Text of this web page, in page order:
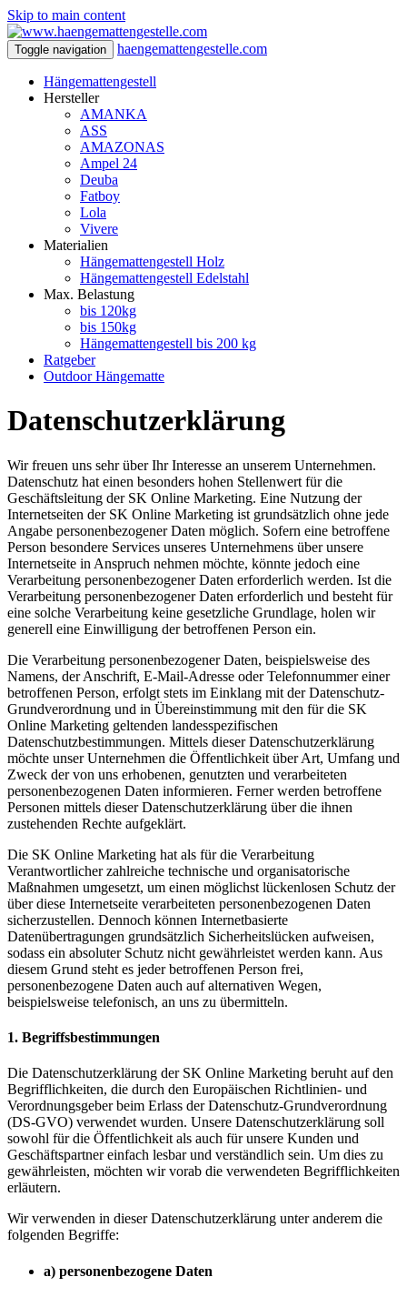
Skip to main content
Toggle navigation haengemattengestelle.com
Hängemattengestell
Hersteller
AMANKA
ASS
AMAZONAS
Ampel 24
Deuba
Fatboy
Lola
Vivere
Materialien
Hängemattengestell Holz
Hängemattengestell Edelstahl
Max. Belastung
bis 120kg
bis 150kg
Hängemattengestell bis 200 kg
Ratgeber
Outdoor Hängematte
Datenschutzerklärung
Wir freuen uns sehr über Ihr Interesse an unserem Unternehmen.
Datenschutz hat einen besonders hohen Stellenwert für die
Geschäftsleitung der SK Online Marketing. Eine Nutzung der
Internetseiten der SK Online Marketing ist grundsätzlich ohne jede
Angabe personenbezogener Daten möglich. Sofern eine betroffene
Person besondere Services unseres Unternehmens über unsere
Internetseite in Anspruch nehmen möchte, könnte jedoch eine
Verarbeitung personenbezogener Daten erforderlich werden. Ist die
Verarbeitung personenbezogener Daten erforderlich und besteht für
eine solche Verarbeitung keine gesetzliche Grundlage, holen wir
generell eine Einwilligung der betroffenen Person ein.
Die Verarbeitung personenbezogener Daten, beispielsweise des
Namens, der Anschrift, E-Mail-Adresse oder Telefonnummer einer
betroffenen Person, erfolgt stets im Einklang mit der Datenschutz-
Grundverordnung und in Übereinstimmung mit den für die SK
Online Marketing geltenden landesspezifischen
Datenschutzbestimmungen. Mittels dieser Datenschutzerklärung
möchte unser Unternehmen die Öffentlichkeit über Art, Umfang und
Zweck der von uns erhobenen, genutzten und verarbeiteten
personenbezogenen Daten informieren. Ferner werden betroffene
Personen mittels dieser Datenschutzerklärung über die ihnen
zustehenden Rechte aufgeklärt.
Die SK Online Marketing hat als für die Verarbeitung
Verantwortlicher zahlreiche technische und organisatorische
Maßnahmen umgesetzt, um einen möglichst lückenlosen Schutz der
über diese Internetseite verarbeiteten personenbezogenen Daten
sicherzustellen. Dennoch können Internetbasierte
Datenübertragungen grundsätzlich Sicherheitslücken aufweisen,
sodass ein absoluter Schutz nicht gewährleistet werden kann. Aus
diesem Grund steht es jeder betroffenen Person frei,
personenbezogene Daten auch auf alternativen Wegen,
beispielsweise telefonisch, an uns zu übermitteln.
1. Begriffsbestimmungen
Die Datenschutzerklärung der SK Online Marketing beruht auf den
Begrifflichkeiten, die durch den Europäischen Richtlinien- und
Verordnungsgeber beim Erlass der Datenschutz-Grundverordnung
(DS-GVO) verwendet wurden. Unsere Datenschutzerklärung soll
sowohl für die Öffentlichkeit als auch für unsere Kunden und
Geschäftspartner einfach lesbar und verständlich sein. Um dies zu
gewährleisten, möchten wir vorab die verwendeten Begrifflichkeiten
erläutern.
Wir verwenden in dieser Datenschutzerklärung unter anderem die
folgenden Begriffe:
a) personenbezogene Daten